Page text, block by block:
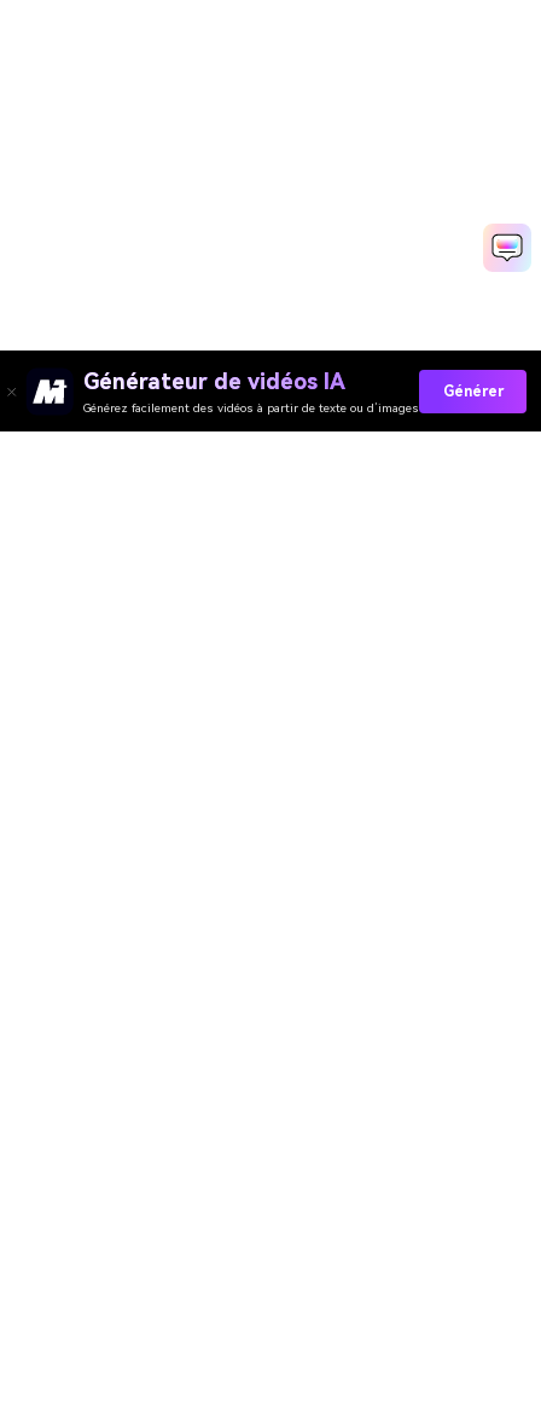
Générateur de vidéos IA
Générez facilement des vidéos à partir de texte ou d’images
Générer